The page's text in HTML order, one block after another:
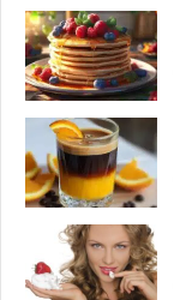
л
я
с
к